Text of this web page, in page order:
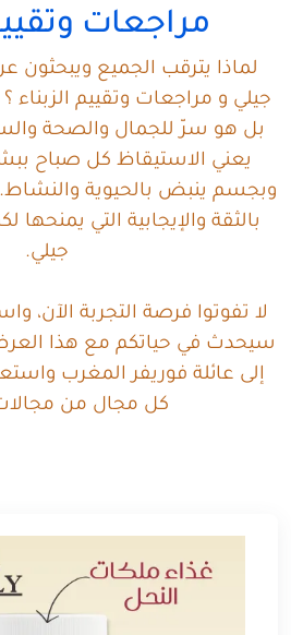
مراجعات
لماذا يترقب الجميع ويبحثون
جيلي و مراجعات وتقييم الزبناء
بل هو سرّ للجمال والصحة
يعني الاستيقاظ كل صباح
وبجسم ينبض بالحيوية
بالثقة والإيجابية التي يمنحها
جيلي.
لا تفوتوا فرصة التجربة الآن،
سيحدث في حياتكم مع هذا
إلى عائلة فوريفر المغرب
كل مجال من